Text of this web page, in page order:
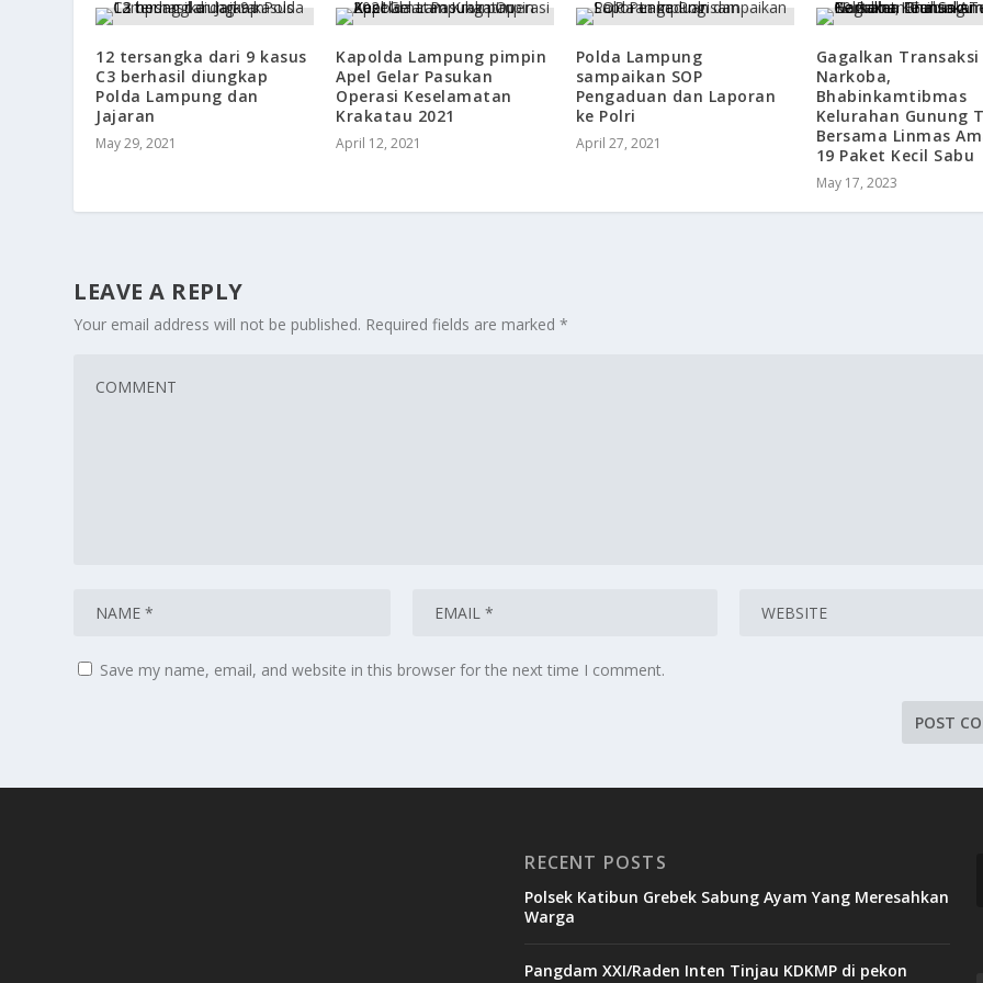
12 tersangka dari 9 kasus
C3 berhasil diungkap
Polda Lampung dan
Jajaran
May 29, 2021
Kapolda Lampung pimpin
Apel Gelar Pasukan
Operasi Keselamatan
Krakatau 2021
April 12, 2021
Polda Lampung
sampaikan SOP
Pengaduan dan Laporan
ke Polri
April 27, 2021
Gagalkan Transaksi
Narkoba,
Bhabinkamtibmas
Kelurahan Gunung
Bersama Linmas
19 Paket Kecil Sabu
May 17, 2023
LEAVE A REPLY
Your email address will not be published. Required fields are marked*
Save my name, email, and website in this browser for the next time I comment.
RECENT POSTS
Polsek Katibun Grebek Sabung Ayam Yang Meresahkan
Warga
Pangdam XXI/Raden Inten Tinjau KDKMP di pekon